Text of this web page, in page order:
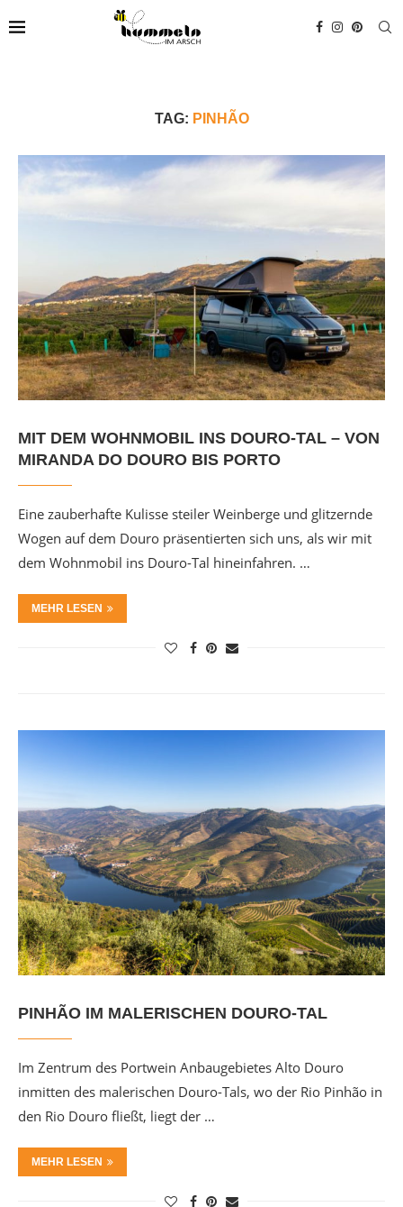
TAG: PINHÃO
MIT DEM WOHNMOBIL INS DOURO-TAL – VON
MIRANDA DO DOURO BIS PORTO
Eine zauberhafte Kulisse steiler Weinberge und glitzernde
Wogen auf dem Douro präsentierten sich uns, als wir mit
dem Wohnmobil ins Douro-Tal hineinfahren. …
MEHR LESEN
PINHÃO IM MALERISCHEN DOURO-TAL
Im Zentrum des Portwein Anbaugebietes Alto Douro
inmitten des malerischen Douro-Tals, wo der Rio Pinhão in
den Rio Douro fließt, liegt der …
MEHR LESEN